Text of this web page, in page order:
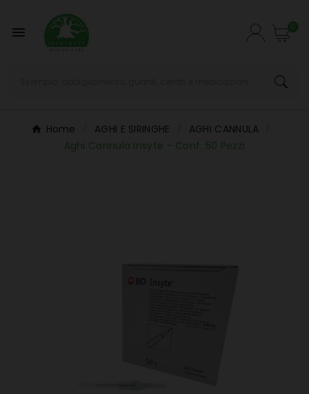
 0
Home AGHI E SIRINGHE
AGHI CANNULA
Aghi Cannula Insyte - Conf. 50 Pezzi